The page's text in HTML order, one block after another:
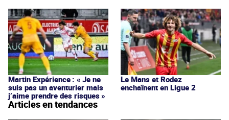
Martin Expérience : « Je ne
suis pas un aventurier mais
j’aime prendre des risques »
Le Mans et Rodez
enchaînent en Ligue 2
Articles en tendances